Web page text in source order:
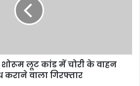
शोरूम लूट कांड में चोरी के वाहन
कराने वाला गिरफ्तार